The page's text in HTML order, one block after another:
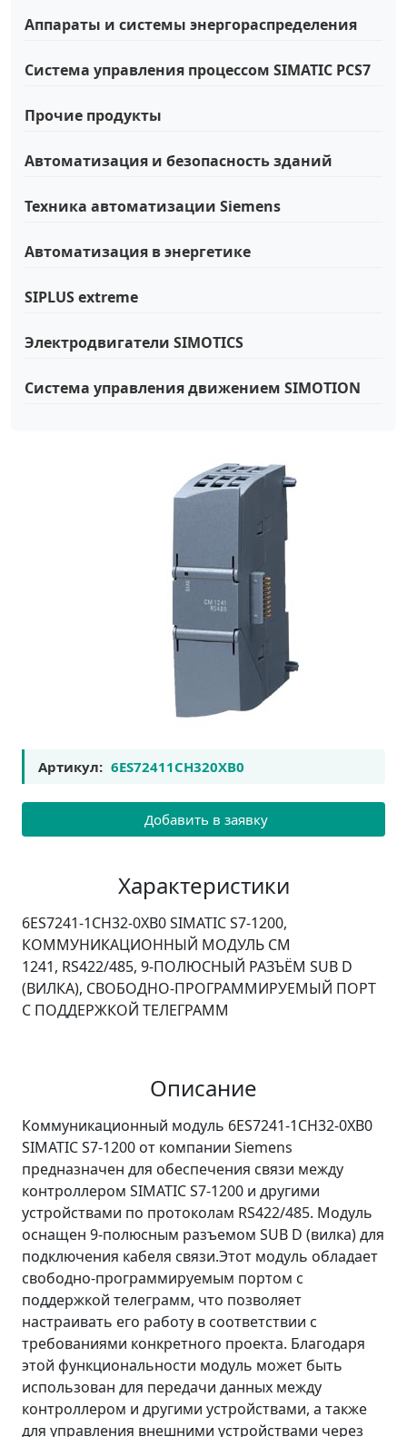
Аппараты и системы энергораспределения
Система управления процессом SIMATIC PCS7
Прочие продукты
Автоматизация и безопасность зданий
Техника автоматизации Siemens
Автоматизация в энергетике
SIPLUS extreme
Электродвигатели SIMOTICS
Система управления движением SIMOTION
Артикул: 6ES72411CH320XB0
Добавить в заявку
Характеристики
6ES7241-1CH32-0XB0 SIMATIC S7-1200,
КОММУНИКАЦИОННЫЙ МОДУЛЬ CM
1241, RS422/485, 9-ПОЛЮСНЫЙ РАЗЪЁМ SUB D
(ВИЛКА), СВОБОДНО-ПРОГРАММИРУЕМЫЙ ПОРТ
С ПОДДЕРЖКОЙ ТЕЛЕГРАММ
Описание
Коммуникационный модуль 6ES7241-1CH32-0XB0
SIMATIC S7-1200 от компании Siemens
предназначен для обеспечения связи между
контроллером SIMATIC S7-1200 и другими
устройствами по протоколам RS422/485. Модуль
оснащен 9-полюсным разъемом SUB D (вилка) для
подключения кабеля связи.Этот модуль обладает
свободно-программируемым портом с
поддержкой телеграмм, что позволяет
настраивать его работу в соответствии с
требованиями конкретного проекта. Благодаря
этой функциональности модуль может быть
использован для передачи данных между
контроллером и другими устройствами, а также
для управления внешними устройствами через